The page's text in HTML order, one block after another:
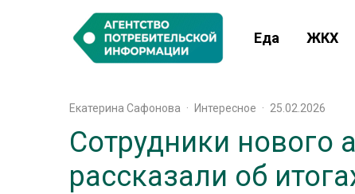
Еда ЖКХ
Екатерина Сафонова · Интересное · 25.02.2026
Сотрудники нового
рассказали об